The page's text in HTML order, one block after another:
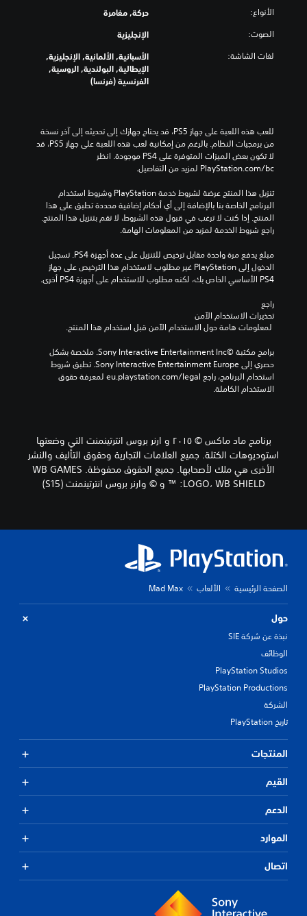
الأنواع: حركة, مغامرة
الصوت: الإنجليزية
لغات الشاشة:
الأسبانية, الألمانية, الإنجليزية,
الإيطالية, البولندية, الروسية,
الفرنسية (فرنسا)
‎PlayStation.com/bc لمزيد من التفاصيل.
راجع شروط الخدمة لمزيد من المعلومات الهامة.
PS4 الأساسي الخاص بك، لكنه مطلوب للاستخدام على أجهزة PS4 أخرى.
راجع
تحذيرات الاستخدام الآمن
الاستخدام الكاملة.
برنامج ماد ماكس © ٢٠١٥ و ارنر بروس انترتينمنت التي وضعتها
استوديوهات الكتلة. جميع العلامات التجارية وحقوق التأليف والنشر
الأخرى هي ملك لأصحابها. جميع الحقوق محفوظة. WB GAMES
LOGO، WB SHIELD: ™ و © وارنر بروس انترتينمنت (S15)
الصفحة الرئيسية الألعاب Mad Max
حول
نبذة عن شركة SIE
الوظائف
PlayStation Studios
PlayStation Productions
الشركة
تاريخ PlayStation
المنتجات
القيم
الدعم
الموارد
اتصال